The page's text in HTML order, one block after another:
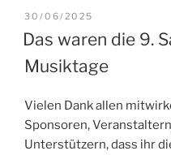
VERÖFFENTLICHT
30/06/2025
Das waren die 9.
Musiktage
Vielen Dank allen
Sponsoren,
Unterstützern, dass ihr